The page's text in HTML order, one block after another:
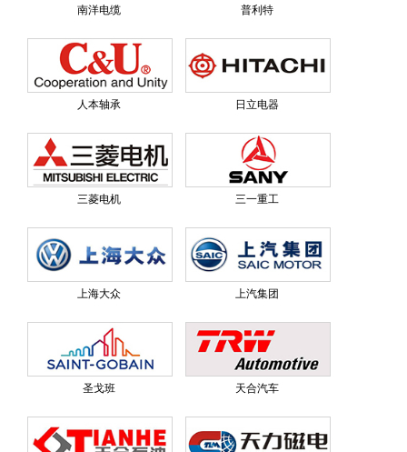
南洋电缆 普利特
人本轴承 日立电器
三菱电机 三一重工
上海大众 上汽集团
圣戈班 天合汽车